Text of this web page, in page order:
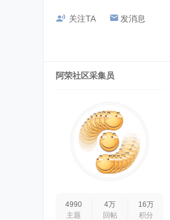
关注TA 发消息
阿荣社区采集员
4990
主题
4万
回帖
16万
积分